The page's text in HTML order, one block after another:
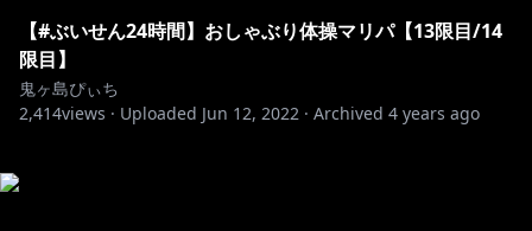
【#ぶいせん24時間】おしゃぶり体操マリパ【13限目/14
限目】
鬼ヶ島ぴぃち
2,414views · Uploaded Jun 12, 2022 · Archived 4 years ago